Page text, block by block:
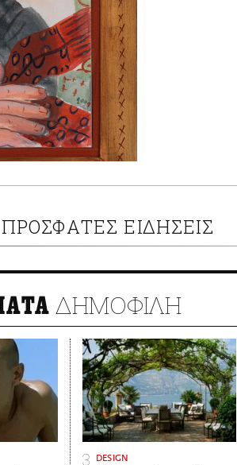
ΠΡΟΣΦΑΤΕΣ ΕΙΔΗΣΕΙΣ
ΔΗΜΟΦΙΛΗ
DESIGN